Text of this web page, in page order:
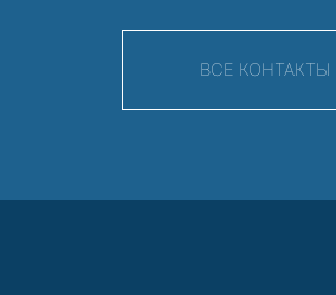
ВСЕ КОНТАКТЫ